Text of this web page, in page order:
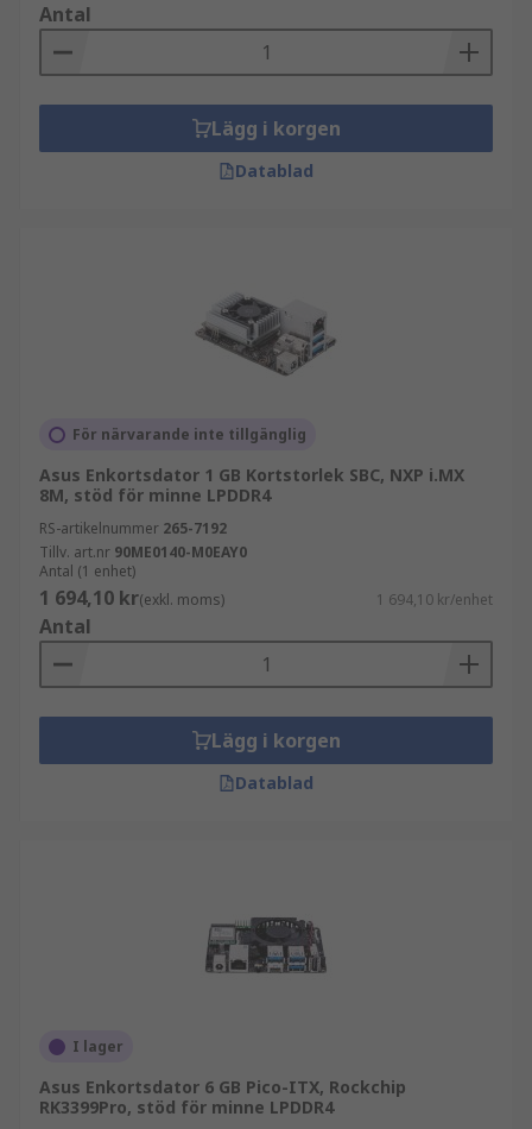
Antal
Lägg i korgen
Datablad
För närvarande inte tillgänglig
Asus Enkortsdator 1 GB Kortstorlek SBC, NXP i.MX
8M, stöd för minne LPDDR4
RS-artikelnummer 265-7192
Tillv. art.nr 90ME0140-M0EAY0
Antal (1 enhet)
1 694,10 kr(exkl. moms) 1 694,10 kr/enhet
Antal
Lägg i korgen
Datablad
I lager
Asus Enkortsdator 6 GB Pico-ITX, Rockchip
RK3399Pro, stöd för minne LPDDR4